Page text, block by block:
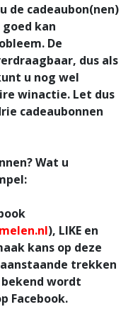
de cadeaubon(nen)
kan
De
dus als
u nog wel
winactie. Let dus
cadeaubonnen
Wat u
), LIKE en
kans op deze
trekken
wordt
Facebook.